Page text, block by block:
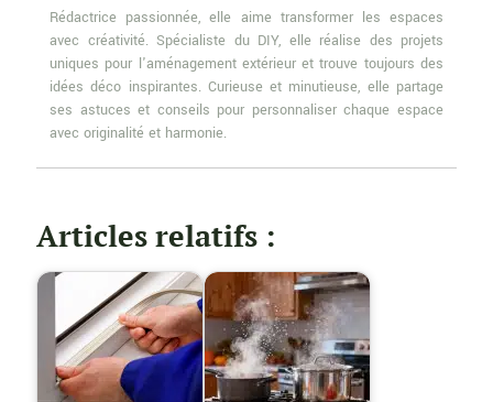
Rédactrice passionnée, elle aime transformer les espaces
avec créativité. Spécialiste du DIY, elle réalise des projets
uniques pour l'aménagement extérieur et trouve toujours des
idées déco inspirantes. Curieuse et minutieuse, elle partage
ses astuces et conseils pour personnaliser chaque espace
avec originalité et harmonie.
Articles relatifs :